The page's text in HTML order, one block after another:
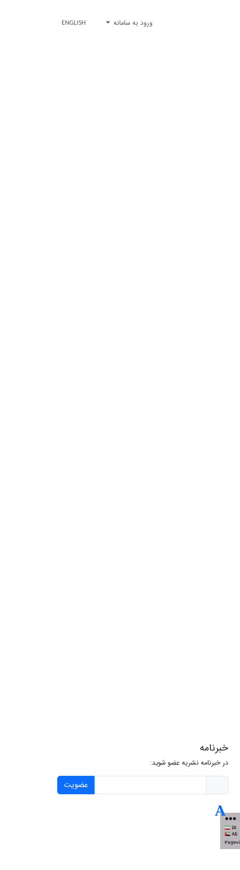
ورود به سامانه ENGLISH
خبرنامه
در خبرنامه نشریه عضو شوید:
عضویت